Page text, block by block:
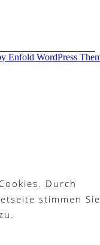
Enfold WordPress
Durch
stimmen